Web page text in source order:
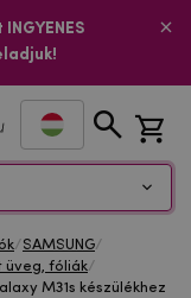
/SAMSUNG/
üveg, fóliák/
M31s készülékhez